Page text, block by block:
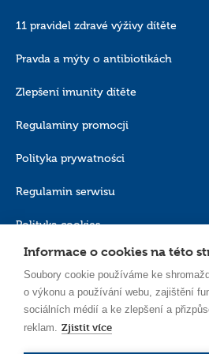
nebo chcete využít práva, která vám náležejí,
Pověřenec pro ochranu osobních údajů: E-
11 pravidel zdravé výživy dítěte
Pravda a mýty o antibiotikách
Zlepšení imunity dítěte
Regulaminy promocji
Polityka prywatności
Regulamin serwisu
Polityka cookies
CS_CZ
Informace o cookies na této
Soubory cookie používáme ke
o výkonu a používání webu, zajištění
sociálních médií a ke zlepšení a
reklam. Zjistit více